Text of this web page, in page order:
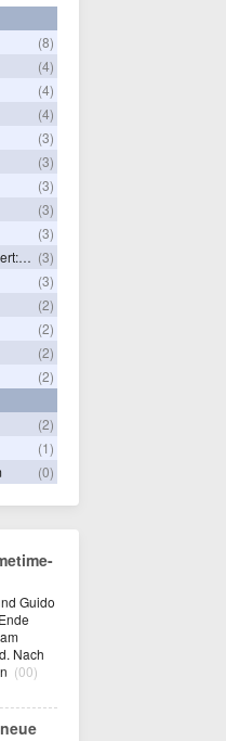
(8)
(4)
(4)
(4)
(3)
(3)
(3)
(3)
(3)
TOMORROW X TOGETHER VR Concert: Endless Ride (3)
(3)
(2)
(2)
(2)
(2)
(2)
(1)
(0)
Guido
Nach
(00)